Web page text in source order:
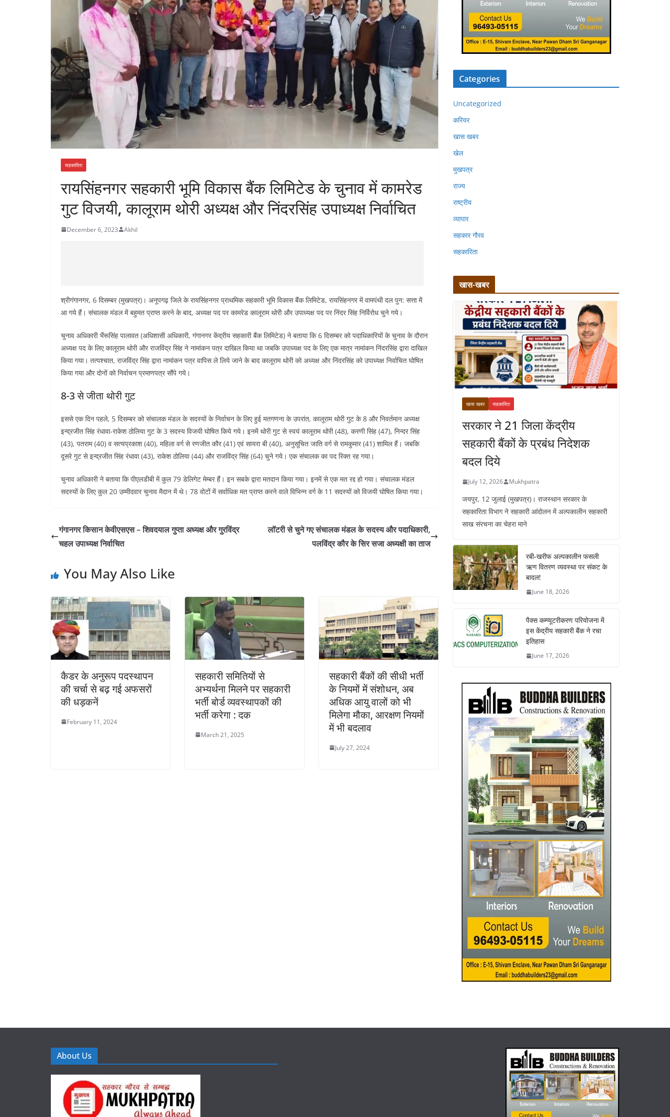
सहकारिता
रायसिंहनगर सहकारी भूमि विकास बैंक लिमिटेड के चुनाव में कामरेड
गुट विजयी, कालूराम थोरी अध्यक्ष और निंदरसिंह उपाध्यक्ष निर्वाचित
December 6, 2023 Akhil
श्रीगंगानगर, 6 दिसम्बर (मुखपत्र)। अनूपगढ़ जिले के रायसिंहनगर प्राथमिक सहकारी भूमि विकास बैंक लिमिटेड, रायसिंहनगर में वामपंथी दल पुन: सत्ता में
आ गये हैं। संचालक मंडल में बहुमत प्राप्त करने के बाद, अध्यक्ष पद पर कामरेड कालूराम थोरी और उपाध्यक्ष पद पर निंदर सिंह निर्विरोध चुने गये।
चुनाव अधिकारी भैंरूसिंह पालावत (अधिशासी अधिकारी, गंगानगर केंद्रीय सहकारी बैंक लिमिटेड) ने बताया कि 6 दिसम्बर को पदाधिकारियों के चुनाव के दौरान
अध्यक्ष पद के लिए कालूराम थोरी और राजविंद्र सिंह ने नामांकन पत्र दाखिल किया था जबकि उपाध्यक्ष पद के लिए एक मात्र नामांकन निंदरसिंह द्वारा दाखिल
किया गया। तत्पश्चात, राजविंद्र सिंह द्वारा नामांकन पत्र वापिस ले लिये जाने के बाद कालूराम थोरी को अध्यक्ष और निंदरसिंह को उपाध्यक्ष निर्वाचित घोषित
किया गया और दोनों को निर्वाचन प्रमाणपत्र सौंपे गये।
8-3 से जीता थोरी गुट
इससे एक दिन पहले, 5 दिसम्बर को संचालक मंडल के सदस्यों के निर्वाचन के लिए हुई मतगणना के उपरांत, कालूराम थोरी गुट के 8 और निवर्तमान अध्यक्ष
इन्द्रजीत सिंह रंधावा-राकेश ठोलिया गुट के 3 सदस्य विजयी घोषित किये गये। इनमें थोरी गुट से स्वयं कालूराम थोरी (48), करणी सिंह (47), निन्दर सिंह
(43), पतराम (40) व सत्यप्रकाश (40), महिला वर्ग से रणजीत कौर (41) एवं सायरा बी (40), अनुसूचित जाति वर्ग से रामकुमार (41) शामिल हैं। जबकि
दूसरे गुट से इन्द्रजीत सिंह रंधावा (43), राकेश ठोलिया (44) और राजविंद्र सिंह (64) चुने गये। एक संचालक का पद रिक्त रह गया।
चुनाव अधिकारी ने बताया कि पीएलडीबी में कुल 79 डेलिगेट मेम्बर हैं। इन सबके द्वारा मतदान किया गया। इनमें से एक मत रद्द हो गया। संचालक मंडल
सदस्यों के लिए कुल 20 उम्मीदवार चुनाव मैदान में थे। 78 वोटों में सर्वाधिक मत प्राप्त करने वाले विभिन्न वर्ग के 11 सदस्यों को विजयी घोषित किया गया।
गंगानगर किसान केवीएसएस – शिवदयाल गुप्ता अध्यक्ष और गुरविंद्र
चहल उपाध्यक्ष निर्वाचित
लॉटरी से चुने गए संचालक मंडल के सदस्य और पदाधिकारी,
पलविंद्र कौर के सिर सजा अध्यक्षी का ताज
You May Also Like
कैडर के अनुरूप पदस्थापन
की चर्चा से बढ़ गई अफसरों
की धड़कनें
February 11, 2024
सहकारी समितियों से
अभ्यर्थना मिलने पर सहकारी
भर्ती बोर्ड व्यवस्थापकों की
भर्ती करेगा : दक
March 21, 2025
सहकारी बैंकों की सीधी भर्ती
के नियमों में संशोधन, अब
अधिक आयु वालों को भी
मिलेगा मौका, आरक्षण नियमों
में भी बदलाव
July 27, 2024
Categories
Uncategorized
करियर
खास खबर
खेल
मुखपत्र
राज्य
राष्ट्रीय
व्यापार
सहकार गौरव
सहकारिता
खास-खबर
खास खबर सहकारिता
सरकार ने 21 जिला केंद्रीय
सहकारी बैंकों के प्रबंध निदेशक
बदल दिये
July 12, 2026 Mukhpatra
जयपुर, 12 जुलाई (मुखपत्र)। राजस्थान सरकार के
सहकारिता विभाग ने सहकारी आंदोलन में अल्पकालीन सहकारी
साख संरचना का चेहरा माने
रबी-खरीफ अल्पकालीन फसली
ऋण वितरण व्यवस्था पर संकट के
बादल!
June 18, 2026
पैक्स कम्प्यूटरीकरण परियोजना में
इस केंद्रीय सहकारी बैंक ने रचा
इतिहास
June 17, 2026
About Us